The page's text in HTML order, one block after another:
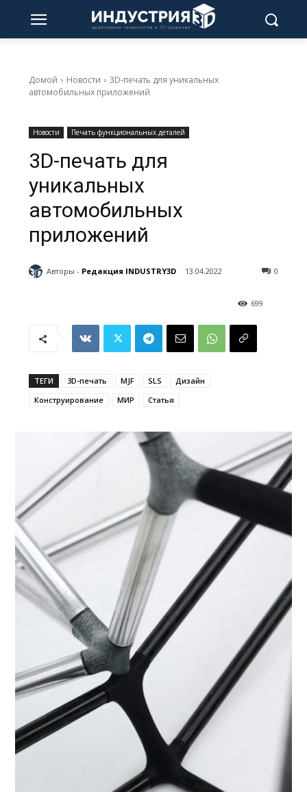
Домой Новости
3D-печать для уникальных
автомобильных приложений
Новости Печать функциональных деталей
3D-печать для
уникальных
автомобильных
приложений
Авторы - Редакция INDUSTRY3D 13.04.2022 0
699
ТЕГИ 3D-печать MJF SLS
Дизайн
Конструирование
МИР Статья